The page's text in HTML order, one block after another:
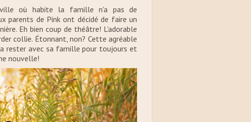
où habite la famille n'a pas de
parents de Pink ont décidé de faire un
Eh bien coup de théâtre! L'adorable
collie. Étonnant, non? Cette agréable
rester avec sa famille pour toujours et
nouvelle!